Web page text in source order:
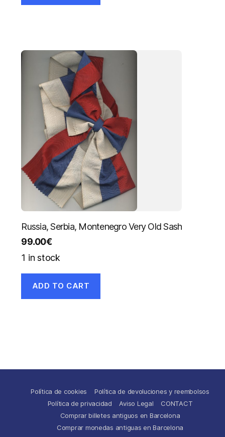
Russia, Serbia, Montenegro Very Old Sash
99.00€
1 in stock
ADD TO CART
Política de cookies
Política de devoluciones y reembolsos
Política de privacidad
Aviso Legal
CONTACT
Comprar billetes antiguos en Barcelona
Comprar monedas antiguas en Barcelona